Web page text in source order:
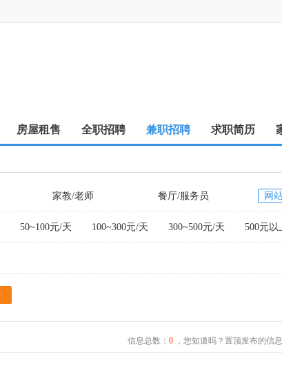
房屋租售 全职招聘 兼职招聘 求职简历
家教/老师 餐厅/服务员 网
50~100元/天 100~300元/天 300~500元/天 500元以
信息总数： 0，您知道吗？置顶发布的信